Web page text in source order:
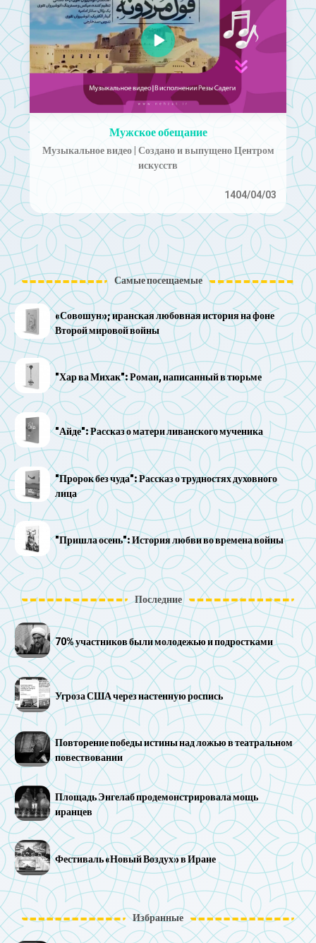
Мужское обещание
Музыкальное видео | Создано и выпущено Центром
искусств
1404/04/03
Самые посещаемые
«Совошун»; иранская любовная история на фоне
Второй мировой войны
"Хар ва Михак": Роман, написанный в тюрьме
"Айде": Рассказ о матери ливанского мученика
"Пророк без чуда": Рассказ о трудностях духовного
лица
"Пришла осень": История любви во времена войны
Последние
70% участников были молодежью и подростками
Угроза США через настенную роспись
Повторение победы истины над ложью в театральном
повествовании
Площадь Энгелаб продемонстрировала мощь
иранцев
Фестиваль «Новый Воздух» в Иране
Избранные